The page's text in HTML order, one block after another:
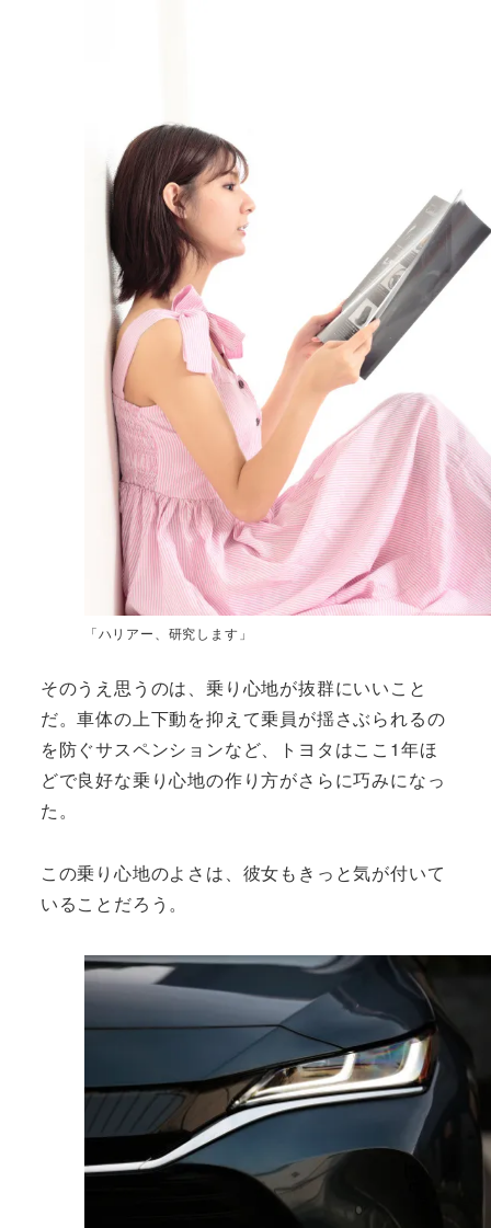
「ハリアー、研究します」
そのうえ思うのは、乗り心地が抜群にいいこと
だ。車体の上下動を抑えて乗員が揺さぶられるの
を防ぐサスペンションなど、トヨタはここ1年ほ
どで良好な乗り心地の作り方がさらに巧みになっ
た。
この乗り心地のよさは、彼女もきっと気が付いて
いることだろう。